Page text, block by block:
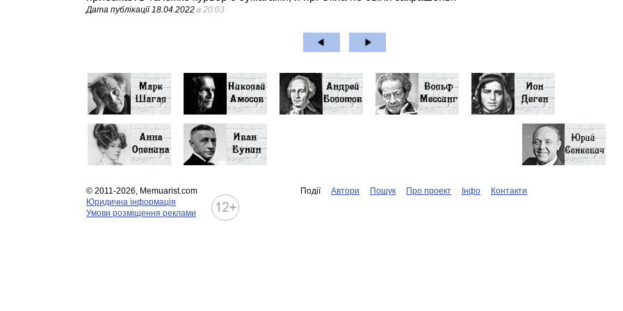
Дата публікації18.04.2022 в 20:03
© 2011-2026, Memuarist.com
Юридична інформація
Умови розміщення реклами
Подiї Автори Пошук Про проект Iнфо Контакти